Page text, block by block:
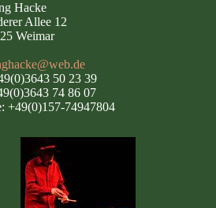
Hacke
Allee 12
Weimar
50 23 39
74 86 07
+49(0)157-74947804